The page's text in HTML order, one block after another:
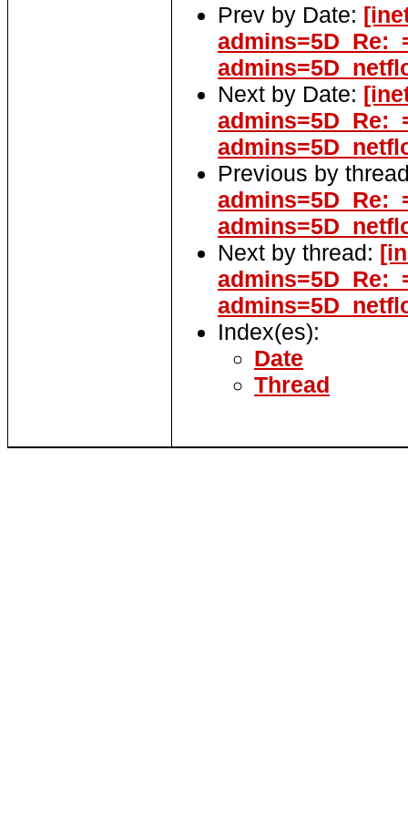
Prev by Date:
Next by Date:
Previous by
Next by thread:
Index(es):
Date
Thread